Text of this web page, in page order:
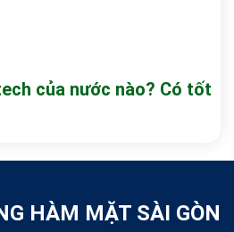
của nước nào? Có tốt
HÀM MẶT SÀI GÒN